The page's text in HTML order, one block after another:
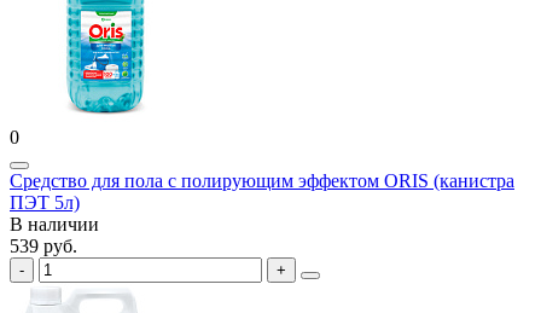
0
Средство для пола с полирующим эффектом ORIS (канистра
ПЭТ 5л)
В наличии
539 руб.